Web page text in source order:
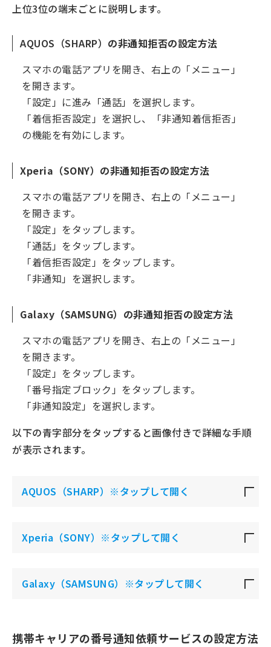
上位3位の端末ごとに説明します。
AQUOS（SHARP） の非通知拒否の設定方法
スマホの電話アプリを開き、右上の「メニュー」
を開きます。
「設定」に進み「通話」を選択します。
「着信拒否設定」を選択し、「非通知着信拒否」
の機能を有効にします。
Xperia（SONY）の非通知拒否の設定方法
スマホの電話アプリを開き、右上の「メニュー」
を開きます。
「設定」をタップします。
「通話」をタップします。
「着信拒否設定」をタップします。
「非通知」を選択します。
Galaxy（SAMSUNG）の非通知拒否の設定方法
スマホの電話アプリを開き、右上の「メニュー」
を開きます。
「設定」をタップします。
「番号指定ブロック」をタップします。
「非通知設定」を選択します。
以下の青字部分をタップすると画像付きで詳細な手順
が表示されます。
AQUOS（SHARP）※タップして開く
Xperia（SONY）※タップして開く
Galaxy（SAMSUNG）※タップして開く
携帯キャリアの番号通知依頼サービスの設定方法